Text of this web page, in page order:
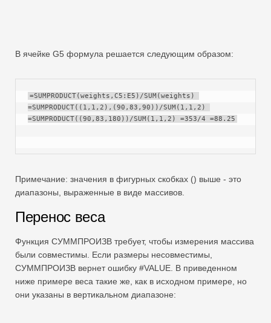
В ячейке G5 формула решается следующим образом:
=SUMPRODUCT(weights,C5:E5)/SUM(weights)
=SUMPRODUCT((1,1,2),(90,83,90))/SUM(1,1,2)
=SUMPRODUCT((90,83,180))/SUM(1,1,2) =353/4 =88.25
Примечание: значения в фигурных скобках () выше - это
диапазоны, выраженные в виде массивов.
Перенос веса
Функция СУММПРОИЗВ требует, чтобы измерения массива
были совместимы. Если размеры несовместимы,
СУММПРОИЗВ вернет ошибку #VALUE. В приведенном
ниже примере веса такие же, как в исходном примере, но
они указаны в вертикальном диапазоне: